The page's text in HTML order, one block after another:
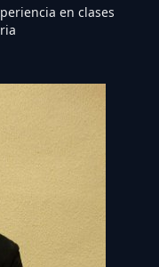
en clases